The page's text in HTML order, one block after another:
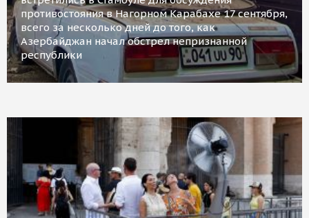
противостояния в Нагорном Карабахе 17 сентября,
всего за несколько дней до того, как
Азербайджан начал обстрел непризнанной
республики